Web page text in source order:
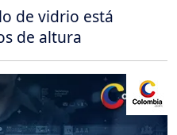
de vidrio está
de altura